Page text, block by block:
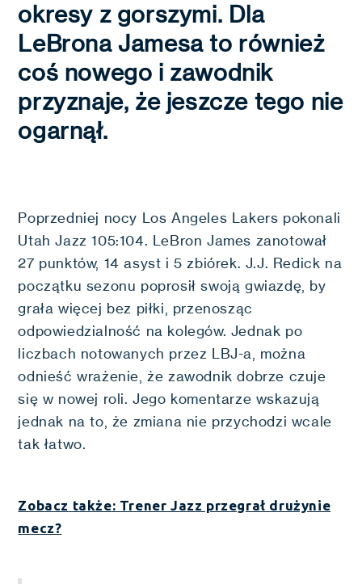
okresy z gorszymi. Dla
LeBrona Jamesa to również
coś nowego i zawodnik
przyznaje, że jeszcze tego nie
ogarnął.
Poprzedniej nocy Los Angeles Lakers pokonali
Utah Jazz 105:104. LeBron James zanotował
27 punktów, 14 asyst i 5 zbiórek. J.J. Redick na
początku sezonu poprosił swoją gwiazdę, by
grała więcej bez piłki, przenosząc
odpowiedzialność na kolegów. Jednak po
liczbach notowanych przez LBJ-a, można
odnieść wrażenie, że zawodnik dobrze czuje
się w nowej roli. Jego komentarze wskazują
jednak na to, że zmiana nie przychodzi wcale
tak łatwo.
Zobacz także: Trener Jazz przegrał drużynie
mecz?